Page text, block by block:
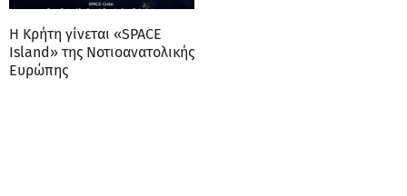
Η Κρήτη γίνεται «SPACE
Island» της Νοτιοανατολικής
Ευρώπης